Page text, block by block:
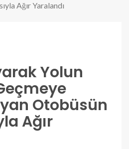
Ağır Yaralandı
Yolun
Otobüsün
Ağır